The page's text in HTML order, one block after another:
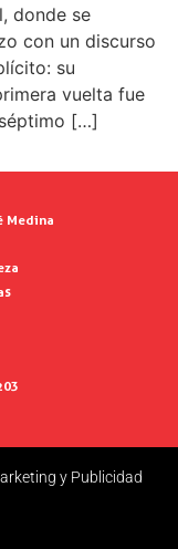
donde se
con un discurso
su
vuelta fue
[…]
Medina
y Publicidad